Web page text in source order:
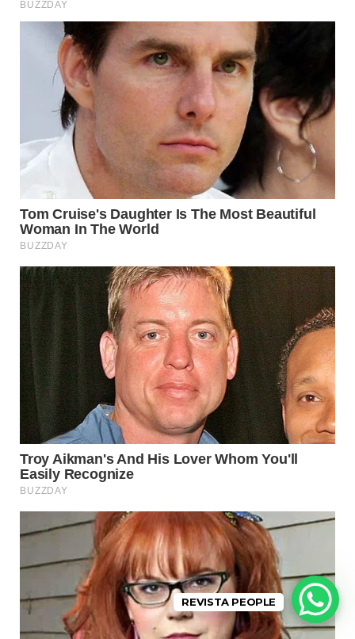
REVISTA PEOPLE